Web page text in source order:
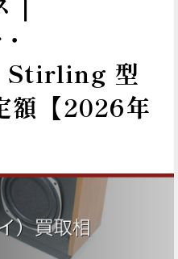
Stirling 型
額【2026年